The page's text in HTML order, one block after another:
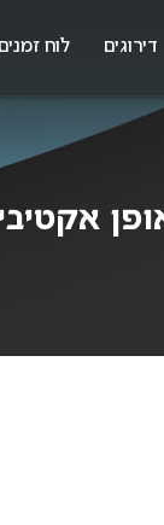
דירוגים לוח זמנים